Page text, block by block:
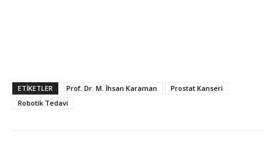
ETIKETLER Prof. Dr. M. İhsan Karaman
Prostat Kanseri
Robotik Tedavi